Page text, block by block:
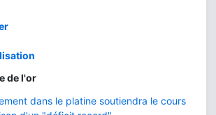
de l'or
dans le platine soutiendra le cours